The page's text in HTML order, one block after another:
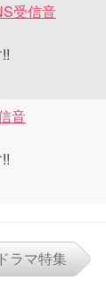
受信音
音
ラマ特集